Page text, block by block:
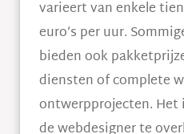
varieert van enkele
euro’s per uur.
bieden ook
diensten of complete
ontwerpprojecten. Het